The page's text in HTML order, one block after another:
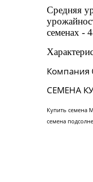
Средняя
семенах -
Компания
СЕМЕНА
Купить семена
семена